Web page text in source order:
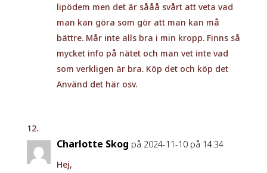
lipödem men det är sååå svårt att veta vad
man kan göra som gör att man kan må
bättre. Mår inte alls bra i min kropp. Finns så
mycket info på nätet och man vet inte vad
som verkligen är bra. Köp det och köp det
Använd det här osv.
Charlotte Skog på 2024-11-10 på 14:34
Hej,